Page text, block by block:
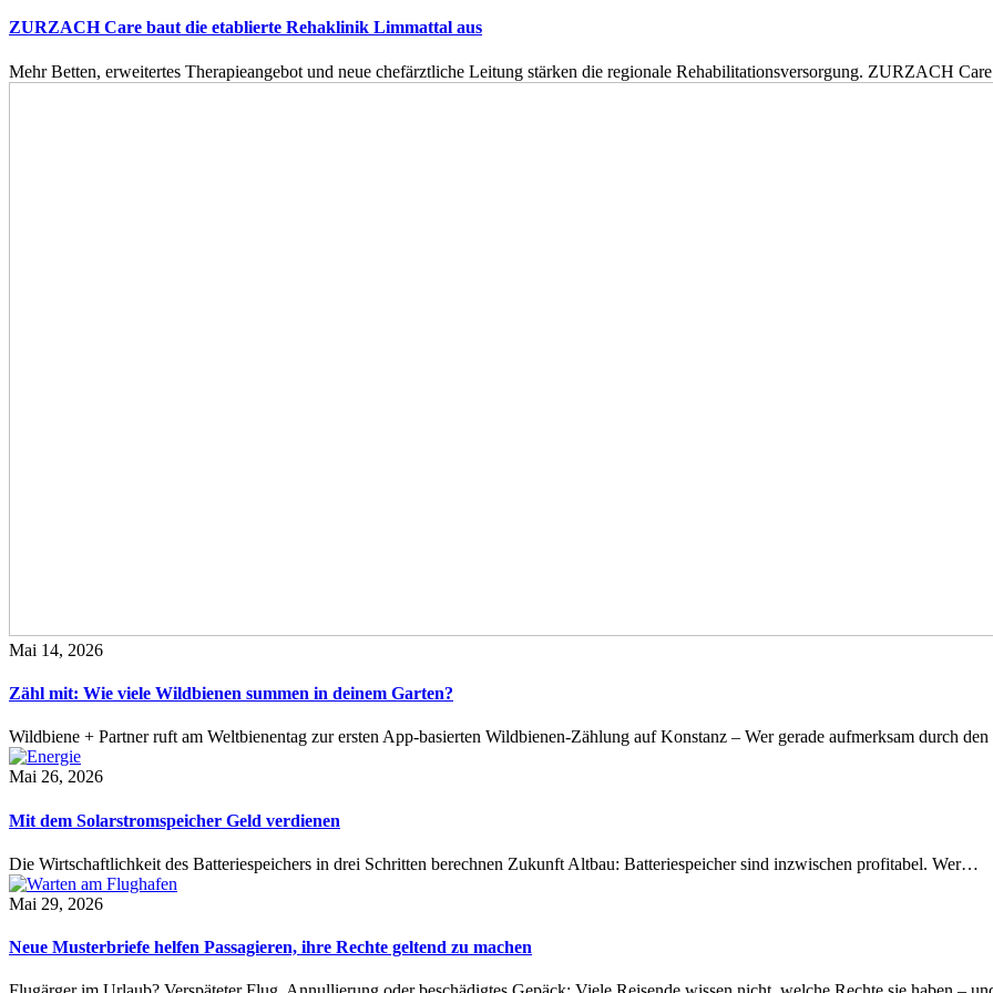
ZURZACH Care baut die etablierte Rehaklinik Limmattal aus
Mehr Betten, erweitertes Therapieangebot und neue chefärztliche Leitung stärken die regionale Rehabilitationsversorgung. ZURZACH
Mai 14, 2026
Zähl mit: Wie viele Wildbienen summen in deinem Garten?
Wildbiene + Partner ruft am Weltbienentag zur ersten App-basierten Wildbienen-Zählung auf Konstanz – Wer gerade aufmerksam durch
Mai 26, 2026
Mit dem Solarstromspeicher Geld verdienen
Die Wirtschaftlichkeit des Batteriespeichers in drei Schritten berechnen Zukunft Altbau: Batteriespeicher sind inzwischen profitabel. Wer…
Mai 29, 2026
Neue Musterbriefe helfen Passagieren, ihre Rechte geltend zu machen